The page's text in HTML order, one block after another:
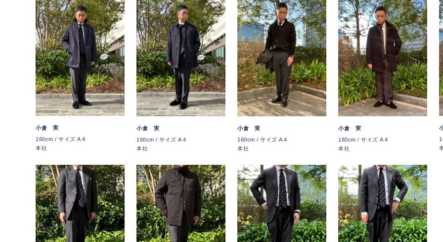
小倉 実
160cm / サイズ A 4
本社
小倉 実
160cm / サイズ A 4
本社
小倉 実
160cm / サイズ A 4
本社
小倉 実
160cm / サイズ A 4
本社